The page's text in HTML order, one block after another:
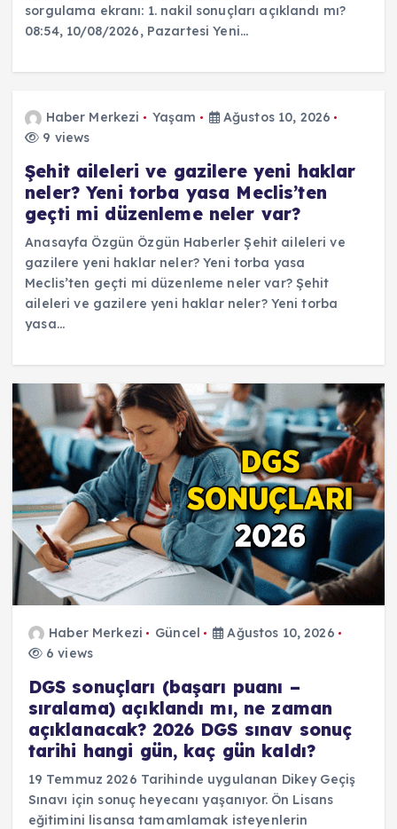
sorgulama ekranı: 1. nakil sonuçları açıklandı mı?
08:54, 10/08/2026, Pazartesi Yeni…
Haber Merkezi Yaşam
Ağustos 10, 2026
9 views
Şehit aileleri ve gazilere yeni haklar
neler? Yeni torba yasa Meclis’ten
geçti mi düzenleme neler var?
Anasayfa Özgün Özgün Haberler Şehit aileleri ve
gazilere yeni haklar neler? Yeni torba yasa
Meclis’ten geçti mi düzenleme neler var? Şehit
aileleri ve gazilere yeni haklar neler? Yeni torba
yasa…
Haber Merkezi Güncel
Ağustos 10, 2026
6 views
DGS sonuçları (başarı puanı –
sıralama) açıklandı mı, ne zaman
açıklanacak? 2026 DGS sınav sonuç
tarihi hangi gün, kaç gün kaldı?
19 Temmuz 2026 Tarihinde uygulanan Dikey Geçiş
Sınavı için sonuç heyecanı yaşanıyor. Ön Lisans
eğitimini lisansa tamamlamak isteyenlerin